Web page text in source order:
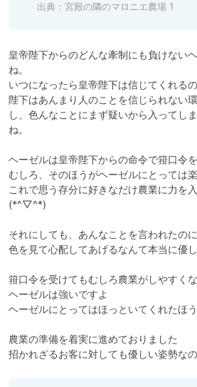
出典： 宮殿の隣のマロニエ農場 1
皇帝陛下からのどんな牽制にも負けない
ね。
いつになったら皇帝陛下は信じてくれる
陛下はあんまり人のことを信じられない
し、色んなことにまず疑いから入ってし
ね。
ヘーゼルは皇帝陛下からの命令で箝口令
むしろ、そのほうがヘーゼルにとっては楽
これで思う存分に好きなだけ農業に力を
(*^▽^*)
それにしても、あんなことを言われたの
色を見て心配してあげるなんて本当に優し
箝口令を受けてもむしろ農業がしやすく
ヘーゼルは強いですよ
ヘーゼルにとってはほっといてくれたほ
農業の準備を着実に進めておりました
招かれざるお客に対しても優しい姿勢な